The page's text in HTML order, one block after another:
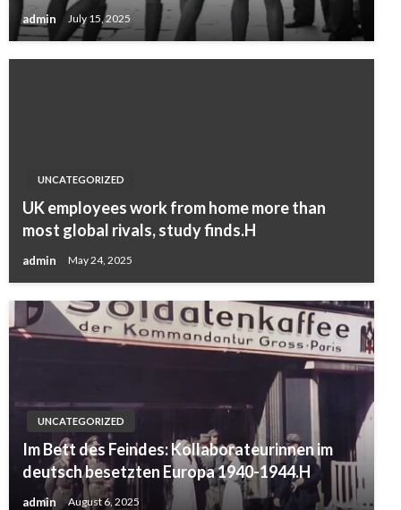
admin July 15, 2025
UNCATEGORIZED
UK employees work from home more than
most global rivals, study finds.H
admin May 24, 2025
UNCATEGORIZED
Im Bett des Feindes: Kollaborateurinnen im
deutsch besetzten Europa 1940-1944.H
admin August 6, 2025